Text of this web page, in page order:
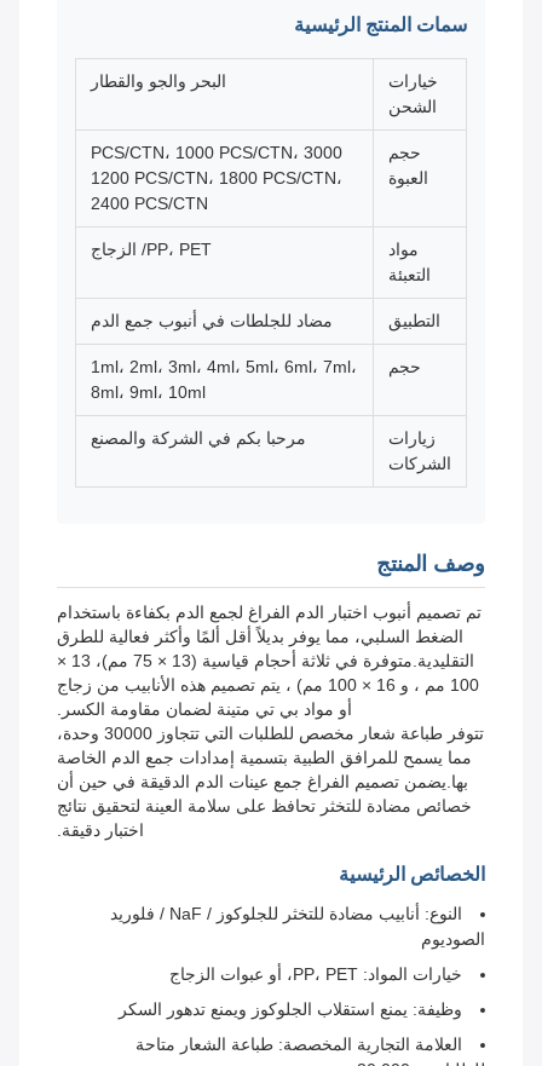
سمات المنتج الرئيسية
خيارات
الشحن
البحر والجو والقطار
حجم
العبوة
3000 PCS/CTN، 1000 PCS/CTN،
1200 PCS/CTN، 1800 PCS/CTN،
2400 PCS/CTN
مواد
التعبئة
PP، PET/ الزجاج
التطبيق مضاد للجلطات في أنبوب جمع الدم
حجم
1ml، 2ml، 3ml، 4ml، 5ml، 6ml، 7ml،
8ml، 9ml، 10ml
زيارات
الشركات
مرحبا بكم في الشركة والمصنع
وصف المنتج
تم تصميم أنبوب اختبار الدم الفراغ لجمع الدم بكفاءة باستخدام
الضغط السلبي، مما يوفر بديلاً أقل ألمًا وأكثر فعالية للطرق
التقليدية.متوفرة في ثلاثة أحجام قياسية (13 × 75 مم)، 13 ×
100 مم ، و 16 × 100 مم) ، يتم تصميم هذه الأنابيب من زجاج
أو مواد بي تي متينة لضمان مقاومة الكسر.
تتوفر طباعة شعار مخصص للطلبات التي تتجاوز 30000 وحدة،
مما يسمح للمرافق الطبية بتسمية إمدادات جمع الدم الخاصة
بها.يضمن تصميم الفراغ جمع عينات الدم الدقيقة في حين أن
خصائص مضادة للتخثر تحافظ على سلامة العينة لتحقيق نتائج
اختبار دقيقة.
الخصائص الرئيسية
النوع: أنابيب مضادة للتخثر للجلوكوز / NaF / فلوريد
الصوديوم
خيارات المواد: PP، PET، أو عبوات الزجاج
وظيفة: يمنع استقلاب الجلوكوز ويمنع تدهور السكر
العلامة التجارية المخصصة: طباعة الشعار متاحة